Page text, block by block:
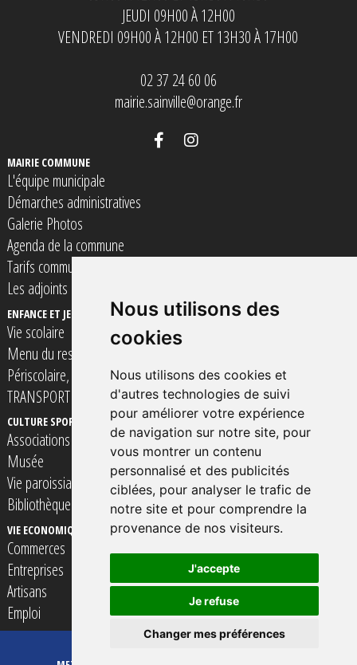
Nous utilisons des
cookies
Nous utilisons des cookies et
d'autres technologies de suivi
pour améliorer votre expérience
de navigation sur notre site, pour
vous montrer un contenu
personnalisé et des publicités
ciblées, pour analyser le trafic de
notre site et pour comprendre la
provenance de nos visiteurs.
J'accepte
Je refuse
Changer mes préférences
JEUDI 09H00 À 12H00
VENDREDI 09H00 À 12H00 ET 13H30 À 17H00
02 37 24 60 06
mairie.sainville@orange.fr
MAIRIE COMMUNE
L'équipe municipale
Démarches administratives
Galerie Photos
Agenda de la commune
Tarifs communaux
Les adjoints
ENFANCE ET JEUNESSE
Vie scolaire
Menu du restaurant scolaire
Périscolaire, Accueil de loisirs et Espace Jeunes
TRANSPORT SCOLAIRE
CULTURE SPORT ET LOISIRS
Associations
Musée
Vie paroissiale
Bibliothèque
VIE SOCIALE SOLIDARITé ET SANTE
Assistantes Maternelles
Professionnels de Santé
TRANSPORT à la personne
VIE ECONOMIQUE
Commerces
Entreprises
Artisans
Emploi
CONTACTER VOTRE MAIRIE